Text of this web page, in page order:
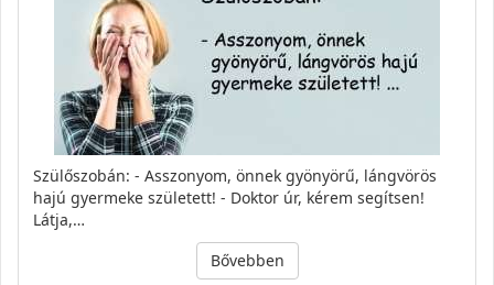
Szülőszobán: - Asszonyom, önnek gyönyörű, lángvörös
hajú gyermeke született! - Doktor úr, kérem segítsen!
Látja,…
Bővebben